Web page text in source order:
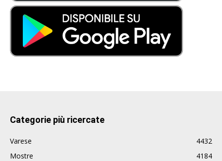
Categorie più ricercate
Varese
4432
Mostre
4184